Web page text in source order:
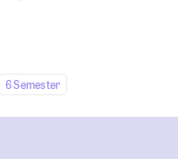
6 Semester